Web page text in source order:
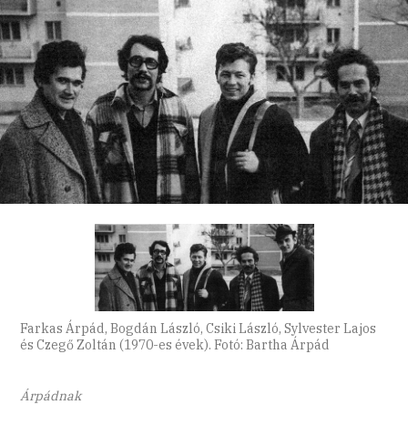
Farkas Árpád, Bogdán László, Csiki László, Sylvester Lajos
és Czegő Zoltán (1970-es évek). Fotó: Bartha Árpád
Árpádnak